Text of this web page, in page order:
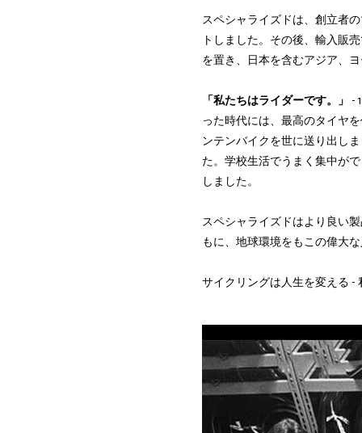
スペシャライズドは、創立者
トしました。その後、輸入販
を置き、日本を含むアジア、
「私たちはライダーです。」
-
った時代には、最高のタイヤ
ンテンバイクを世に送り出し
た。学校生活でうまく集中が
しました。
スペシャライズドはより良い
もに、地球環境をもこの偉大
サイクリングは人生を変える -